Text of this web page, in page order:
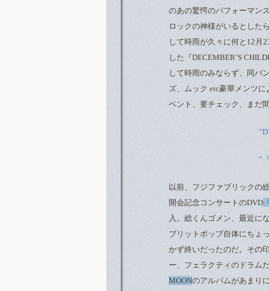
のあの驚愕のパフォーマン
ロックの神様がいるとした
して時雨が久々に何と12月
した『DECEMBER’S
して時雨のみならず、同バ
ズ、ムック etc豪華メンツ
ベント、要チェック、まだ
”
以前、フジファブリックの
開会記念コンサートのDVD
入。総くんゴメン、最近に
ブリットポップ自体にちょ
かず終いだったのだ。その
ー、フェラクティのドラム
MOONのアルバムがあまり